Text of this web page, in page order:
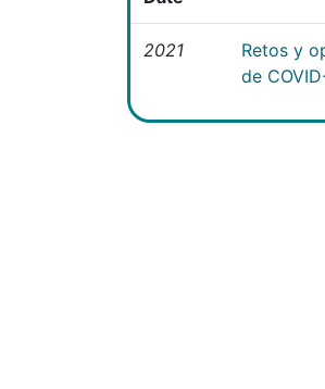
2021
Retos y
de